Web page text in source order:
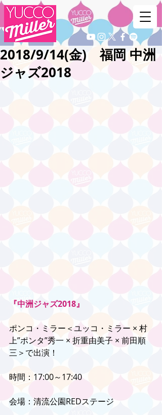
2018/9/14(金) 福岡 中洲
ジャズ2018
『中洲ジャズ2018』
ポンコ・ミラー＜ユッコ・ミラー × 村
上”ポンタ”秀一 × 折重由美子 × 前田順
三＞で出演！
時間：17:00～17:40
会場：清流公園REDステージ